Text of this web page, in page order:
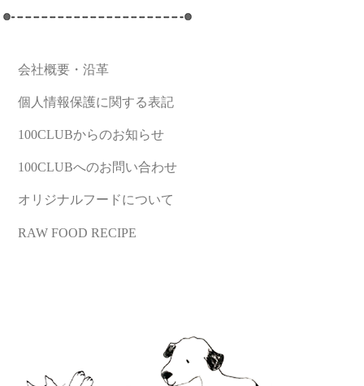
会社概要・沿革
個人情報保護に関する表記
100CLUBからのお知らせ
100CLUBへのお問い合わせ
オリジナルフードについて
RAW FOOD RECIPE